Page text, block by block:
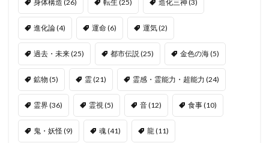
身体構造 (26) 転生 (25) 造化三神(3)
進化論(4) 運命(6) 運気(2)
過去・未来(25) 都市伝説(25) 金色の海(5)
鉱物 (5) 霊(21) 霊感・霊能力・超能力 (24)
霊界(36) 霊視(5) 音(12) 食事(10)
鬼・妖怪(9) 魂(41) 龍(11)